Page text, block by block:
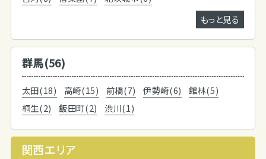
もっと見る
群馬(56)
太田(18) 高崎(15) 前橋(7) 伊勢崎(6)
館林(5)
桐生(2)
飯田町(2) 渋川(1)
関西エリア